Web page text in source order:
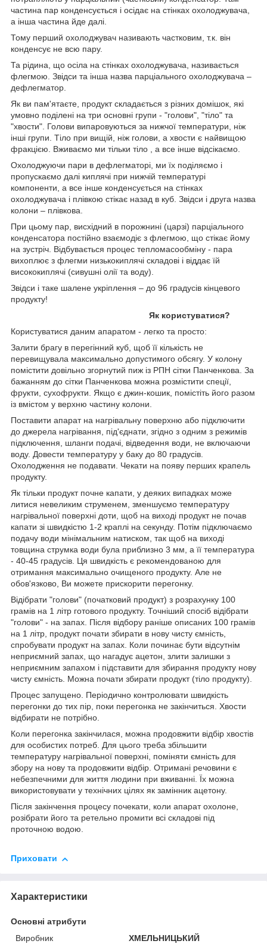
частина пар конденсується і осідає на стінках охолоджувача,
а інша частина йде далі.
Тому перший охолоджувач називають частковим, т.к. він
конденсує не всю пару.
Та рідина, що осіла на стінках охолоджувача, називається
флегмою. Звідси та інша назва парціального охолоджувача –
дефлегматор.
Як ви пам'ятаєте, продукт складається з різних домішок, які
умовно поділені на три основні групи - "голови", "тіло" та
"хвости". Голови випаровуються за нижчої температури, ніж
інші групи. Тіло при вищій, ніж голови, а хвости є найвищою
фракцією. Вживаємо ми тільки тіло , а все інше відсікаємо.
Охолоджуючи пари в дефлегматорі, ми їх поділяємо і
пропускаємо далі киплячі при нижчій температурі
компоненти, а все інше конденсується на стінках
охолоджувача і плівкою стікає назад в куб. Звідси і друга назва
колони – плівкова.
При цьому пар, висхідний в порожнині (царзі) парціального
конденсатора постійно взаємодіє з флегмою, що стікає йому
на зустріч. Відбувається процес тепломасообміну - пара
вихоплює з флегми низькокиплячі складові і віддає їй
висококиплячі (сивушні олії та воду).
Звідси і таке шалене укріплення – до 96 градусів кінцевого
продукту!
Як користуватися?
Користуватися даним апаратом - легко та просто:
Залити брагу в перегінний куб, щоб її кількість не
перевищувала максимально допустимого обсягу. У колону
помістити довільно згорнутий пиж із РПН сітки Панченкова. За
бажанням до сітки Панченкова можна розмістити спеції,
фрукти, сухофрукти. Якщо є джин-кошик, помістіть його разом
із вмістом у верхню частину колони.
Поставити апарат на нагрівальну поверхню або підключити
до джерела нагрівання, під'єднати, згідно з одним з режимів
підключення, шланги подачі, відведення води, не включаючи
воду. Довести температуру у баку до 80 градусів.
Охолодження не подавати. Чекати на появу перших крапель
продукту.
Як тільки продукт почне капати, у деяких випадках може
литися невеликим струменем, зменшуємо температуру
нагрівальної поверхні доти, щоб на виході продукт не почав
капати зі швидкістю 1-2 краплі на секунду. Потім підключаємо
подачу води мінімальним натиском, так щоб на виході
товщина струмка води була приблизно 3 мм, а її температура
- 40-45 градусів. Ця швидкість є рекомендованою для
отримання максимально очищеного продукту. Але не
обов'язково, Ви можете прискорити перегонку.
Відібрати "голови" (початковий продукт) з розрахунку 100
грамів на 1 літр готового продукту. Точніший спосіб відібрати
"голови" - на запах. Після відбору раніше описаних 100 грамів
на 1 літр, продукт почати збирати в нову чисту ємність,
спробувати продукт на запах. Коли починає бути відсутнім
неприємний запах, що нагадує ацетон, злити залишки з
неприємним запахом і підставити для збирання продукту нову
чисту ємність. Можна почати збирати продукт (тіло продукту).
Процес запущено. Періодично контролювати швидкість
перегонки до тих пір, поки перегонка не закінчиться. Хвости
відбирати не потрібно.
Коли перегонка закінчилася, можна продовжити відбір хвостів
для особистих потреб. Для цього треба збільшити
температуру нагрівальної поверхні, поміняти ємність для
збору на нову та продовжити відбір. Отримані речовини є
небезпечними для життя людини при вживанні. Їх можна
використовувати у технічних цілях як замінник ацетону.
Після закінчення процесу почекати, коли апарат охолоне,
розібрати його та ретельно промити всі складові під
проточною водою.
Приховати
Характеристики
Основні атрибути
Виробник
ХМЕЛЬНИЦЬКИЙ